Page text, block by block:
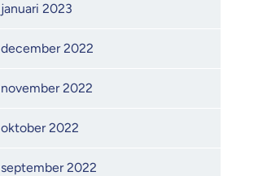
januari 2023
december 2022
november 2022
oktober 2022
september 2022